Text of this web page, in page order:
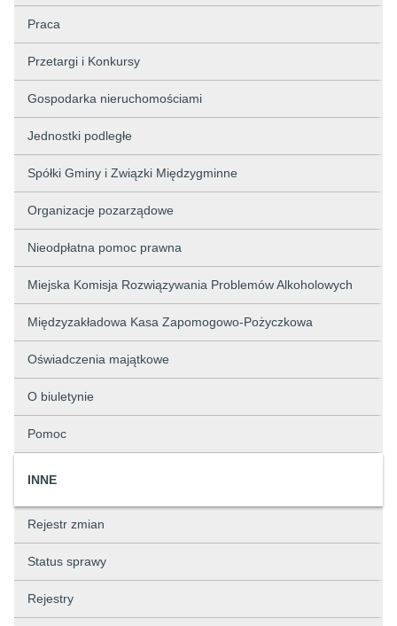
Praca
Przetargi i Konkursy
Gospodarka nieruchomościami
Jednostki podległe
Spółki Gminy i Związki Międzygminne
Organizacje pozarządowe
Nieodpłatna pomoc prawna
Miejska Komisja Rozwiązywania Problemów Alkoholowych
Międzyzakładowa Kasa Zapomogowo-Pożyczkowa
Oświadczenia majątkowe
O biuletynie
Pomoc
INNE
Rejestr zmian
Status sprawy
Rejestry